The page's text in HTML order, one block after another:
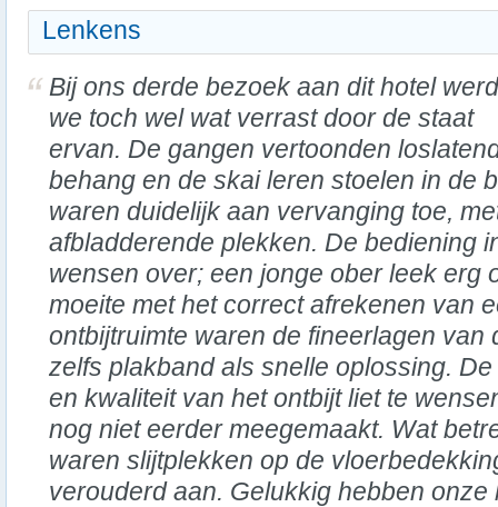
Lenkens
Bij ons derde bezoek aan dit hotel
we toch wel wat verrast door de staat
ervan. De gangen vertoonden
behang en de skai leren stoelen in de
waren duidelijk aan vervanging toe,
afbladderende plekken. De bediening
wensen over; een jonge ober leek erg
moeite met het correct afrekenen van
ontbijtruimte waren de fineerlagen van
zelfs plakband als snelle oplossing.
en kwaliteit van het ontbijt liet te
nog niet eerder meegemaakt. Wat
waren slijtplekken op de
verouderd aan. Gelukkig hebben